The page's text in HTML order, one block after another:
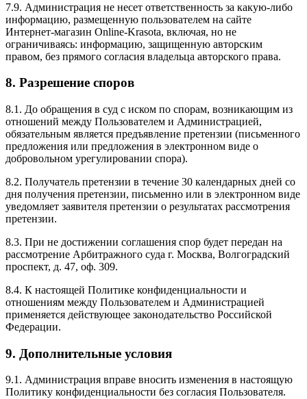
7.9. Администрация не несет ответственность за какую-либо
информацию, размещенную пользователем на сайте
Интернет-магазин Online-Krasota, включая, но не
ограничиваясь: информацию, защищенную авторским
правом, без прямого согласия владельца авторского права.
8. Разрешение споров
8.1. До обращения в суд с иском по спорам, возникающим из
отношений между Пользователем и Администрацией,
обязательным является предъявление претензии (письменного
предложения или предложения в электронном виде о
добровольном урегулировании спора).
8.2. Получатель претензии в течение 30 календарных дней со
дня получения претензии, письменно или в электронном виде
уведомляет заявителя претензии о результатах рассмотрения
претензии.
8.3. При не достижении соглашения спор будет передан на
рассмотрение Арбитражного суда г. Москва, Волгоградский
проспект, д. 47, оф. 309.
8.4. К настоящей Политике конфиденциальности и
отношениям между Пользователем и Администрацией
применяется действующее законодательство Российской
Федерации.
9. Дополнительные условия
9.1. Администрация вправе вносить изменения в настоящую
Политику конфиденциальности без согласия Пользователя.